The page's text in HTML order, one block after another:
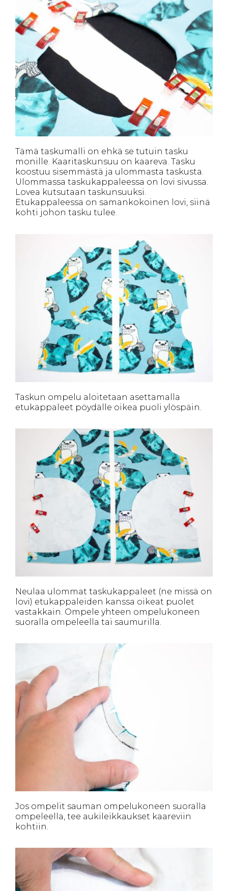
Tämä taskumalli on ehkä se tutuin tasku
monille. Kaaritaskunsuu on kaareva. Tasku
koostuu sisemmästä ja ulommasta taskusta.
Ulommassa taskukappaleessa on lovi sivussa.
Lovea kutsutaan taskunsuuksi.
Etukappaleessa on samankokoinen lovi, siinä
kohti johon tasku tulee.
Taskun ompelu aloitetaan asettamalla
etukappaleet pöydälle oikea puoli ylöspäin.
Neulaa ulommat taskukappaleet (ne missä on
lovi) etukappaleiden kanssa oikeat puolet
vastakkain. Ompele yhteen ompelukoneen
suoralla ompeleella tai saumurilla.
Jos ompelit sauman ompelukoneen suoralla
ompeleella, tee aukileikkaukset kaareviin
kohtiin.